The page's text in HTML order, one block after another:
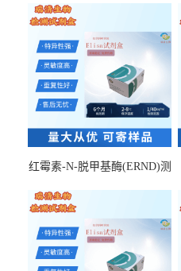
红霉素-N-脱甲基酶(ERND)测